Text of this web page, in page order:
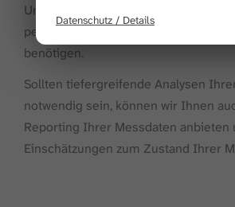
Datenschutz / Details
Unser Supportteam hilft Ihnen
persönlich weiter, sollten Sie Hilfe
benötigen.
Sollten tiefergreifende Analysen
notwendig sein, können wir Ihnen
Reporting Ihrer Messdaten anbieten
Einschätzungen zum Zustand Ihrer